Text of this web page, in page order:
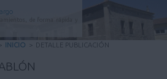
CIUDADANA
DE DOCUMENTOS
> INICIO > DETALLE PUBLICACIÓN